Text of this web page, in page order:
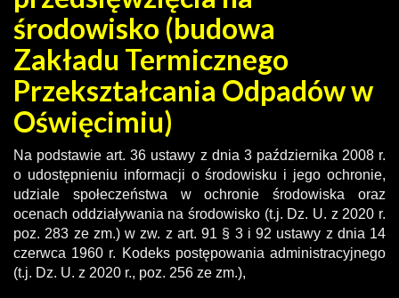
środowisko (budowa
Zakładu Termicznego
Przekształcania Odpadów w
Oświęcimiu)
Na podstawie art. 36 ustawy z dnia 3 października 2008 r.
o udostępnieniu informacji o środowisku i jego ochronie,
udziale społeczeństwa w ochronie środowiska oraz
ocenach oddziaływania na środowisko (t.j. Dz. U. z 2020 r.
poz. 283 ze zm.) w zw. z art. 91 § 3 i 92 ustawy z dnia 14
czerwca 1960 r. Kodeks postępowania administracyjnego
(t.j. Dz. U. z 2020 r., poz. 256 ze zm.),